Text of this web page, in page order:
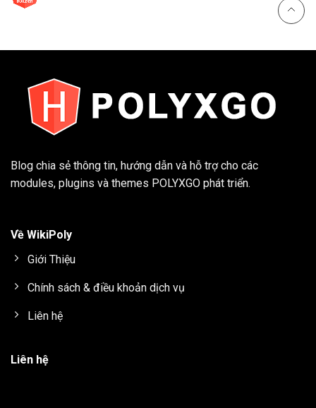
Blog chia sẻ thông tin, hướng dẫn và hỗ trợ cho các
modules, plugins và themes POLYXGO phát triển.
Về WikiPoly
Giới Thiệu
Chính sách & điều khoản dịch vụ
Liên hệ
Liên hệ